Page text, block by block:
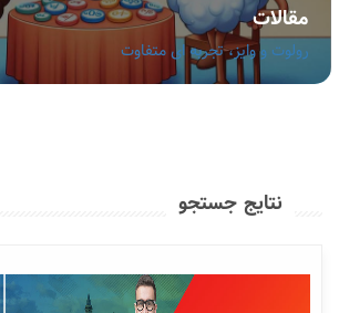
مقالات
رولوت و وایز، تجربه ای متفاوت
نتایج جستجو